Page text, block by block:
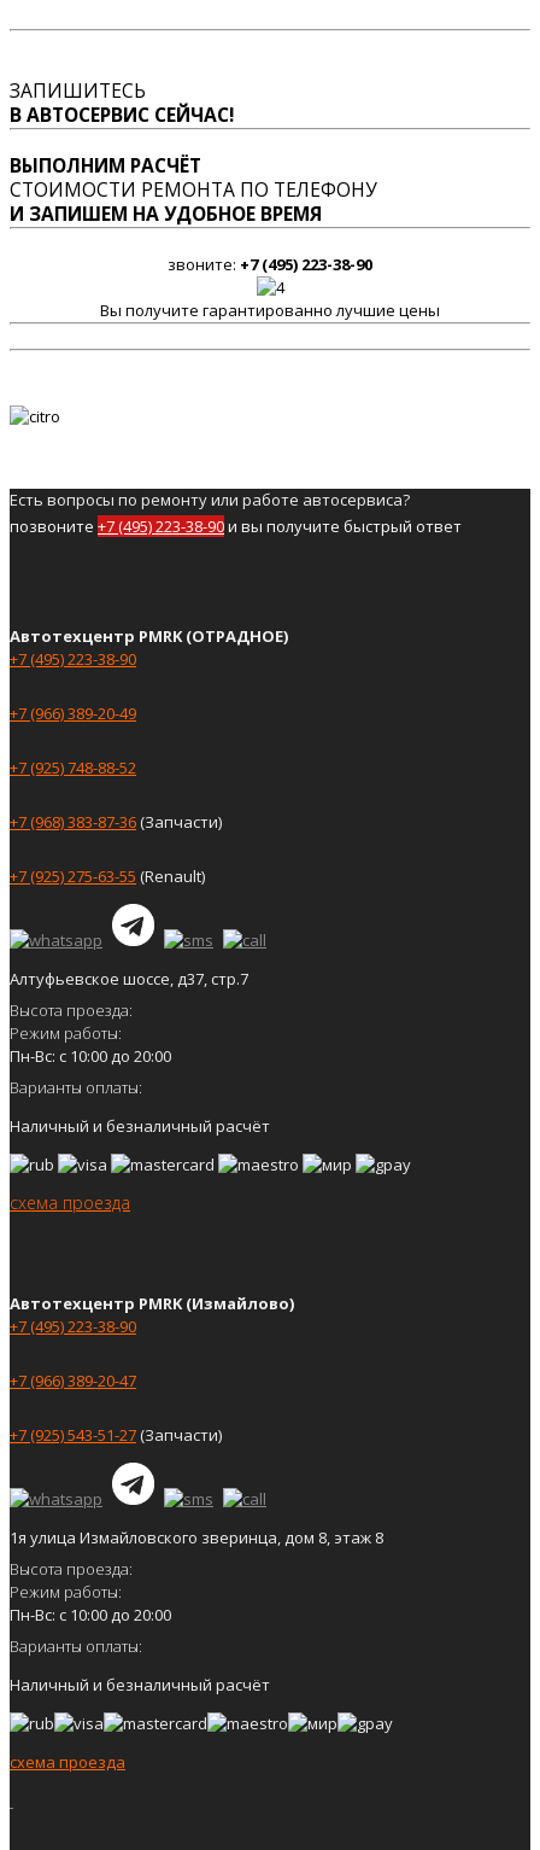
ЗАПИШИТЕСЬ
В АВТОСЕРВИС СЕЙЧАС!
ВЫПОЛНИМ РАСЧЁТ
СТОИМОСТИ РЕМОНТА ПО ТЕЛЕФОНУ
И ЗАПИШЕМ НА УДОБНОЕ ВРЕМЯ
звоните: +7 (495) 223-38-90
Вы получите гарантированно лучшие цены
Есть вопросы по ремонту или работе автосервиса?
позвоните +7 (495) 223-38-90и вы получите быстрый ответ
Автотехцентр PMRK (ОТРАДНОЕ)
+7 (495) 223-38-90
+7 (966) 389-20-49
+7 (925) 748-88-52
+7 (968) 383-87-36(Запчасти)
+7 (925) 275-63-55 (Renault)
Алтуфьевское шоссе, д37, стр.7
Высота проезда:
Режим работы:
Пн-Вс: с 10:00 до 20:00
Варианты оплаты:
Наличный и безналичный расчёт
схема проезда
Автотехцентр PMRK (Измайлово)
+7 (495) 223-38-90
+7 (966) 389-20-47
+7 (925) 543-51-27(Запчасти)
1я улица Измайловского зверинца, дом 8, этаж 8
Высота проезда:
Режим работы:
Пн-Вс: с 10:00 до 20:00
Варианты оплаты:
Наличный и безналичный расчёт
схема проезда